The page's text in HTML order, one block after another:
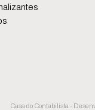
Casa do Contabilista -